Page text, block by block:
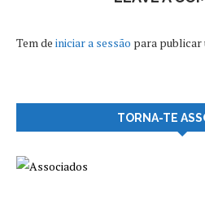
Tem de iniciar a sessão para publicar
TORNA-TE